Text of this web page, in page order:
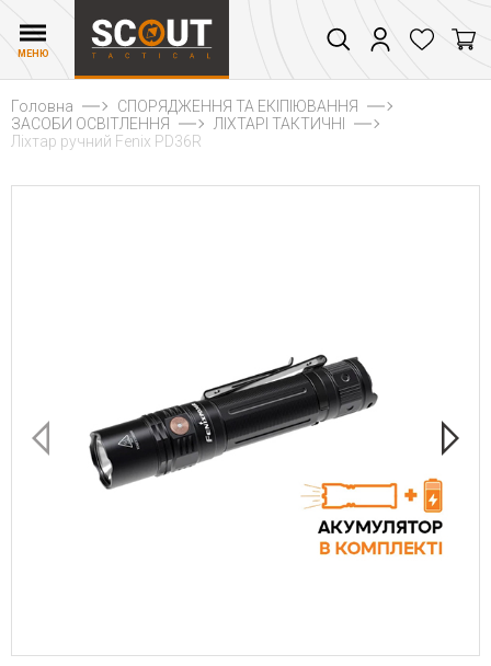
МЕНЮ
Головна
СПОРЯДЖЕННЯ ТА ЕКІПІЮВАННЯ
ЗАСОБИ ОСВІТЛЕННЯ
ЛІХТАРІ ТАКТИЧНІ
Ліхтар ручний Fenix PD36R